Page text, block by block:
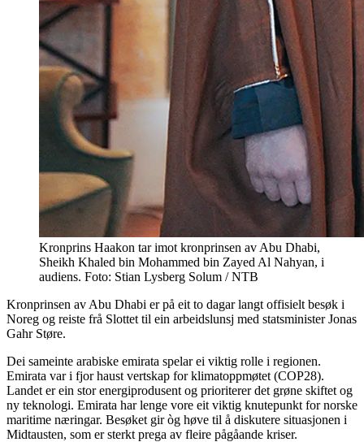
Kronprins Haakon tar imot kronprinsen av Abu Dhabi,
Sheikh Khaled bin Mohammed bin Zayed Al Nahyan, i
audiens. Foto: Stian Lysberg Solum / NTB
Kronprinsen av Abu Dhabi er på eit to dagar langt offisielt besøk i
Noreg og reiste frå Slottet til ein arbeidslunsj med statsminister Jonas
Gahr Støre.
Dei sameinte arabiske emirata spelar ei viktig rolle i regionen.
Emirata var i fjor haust vertskap for klimatoppmøtet (COP28).
Landet er ein stor energiprodusent og prioriterer det grøne skiftet og
ny teknologi. Emirata har lenge vore eit viktig knutepunkt for norske
maritime næringar. Besøket gir òg høve til å diskutere situasjonen i
Midtausten, som er sterkt prega av fleire pågåande kriser.